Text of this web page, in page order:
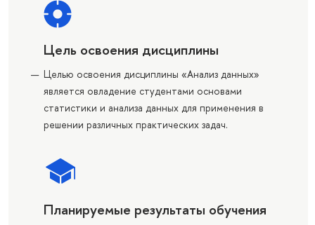
Цель освоения дисциплины
Целью освоения дисциплины «Анализ данных»
является овладение студентами основами
статистики и анализа данных для применения в
решении различных практических задач.
Планируемые результаты обучения